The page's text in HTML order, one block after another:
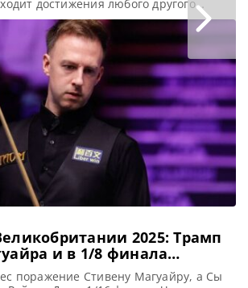
достижения любого другого
виде спорта, сообщает metrouk Ронни
называют величайшим снукеристом в
факторы способствовали его
Ракета лидирует по количеству
титулов, имея в своем активе
2025: Трамп
и в 1/8 финала
Сы Цзяхоем
поражение Стивену Магуайру, а Сы